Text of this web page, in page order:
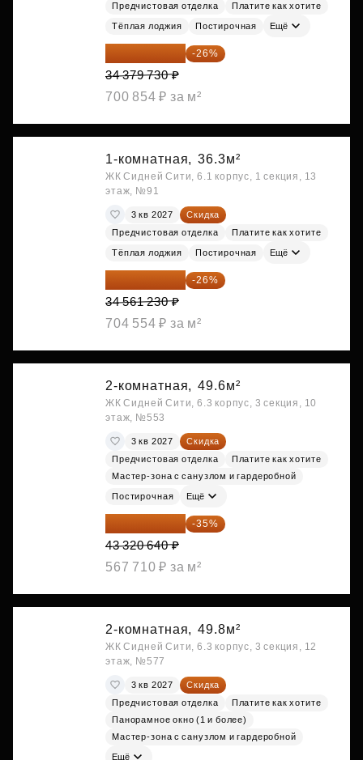
Предчистовая отделка
Платите как хотите
Тёплая лоджия Постирочная Ещё
25 441 000 ₽ -26%
34 379 730 ₽
700 854 ₽ за м²
1-комнатная, 36.3м²
ЖК Сидней Сити, 6.1 корпус, 1 секция, 13
этаж, №91
3 кв 2027
Скидка
Предчистовая отделка
Платите как хотите
Тёплая лоджия Постирочная Ещё
25 575 310 ₽ -26%
34 561 230 ₽
704 554 ₽ за м²
2-комнатная, 49.6м²
ЖК Сидней Сити, 6.3 корпус, 3 секция, 10
этаж, №553
3 кв 2027
Скидка
Предчистовая отделка
Платите как хотите
Мастер-зона с санузлом и гардеробной
Постирочная Ещё
28 158 416 ₽ -35%
43 320 640 ₽
567 710 ₽ за м²
2-комнатная, 49.8м²
ЖК Сидней Сити, 6.3 корпус, 3 секция, 12
этаж, №577
3 кв 2027
Скидка
Предчистовая отделка
Платите как хотите
Панорамное окно (1 и более)
Мастер-зона с санузлом и гардеробной
Ещё